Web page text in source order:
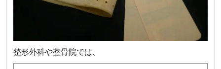
整形外科や整骨院では、